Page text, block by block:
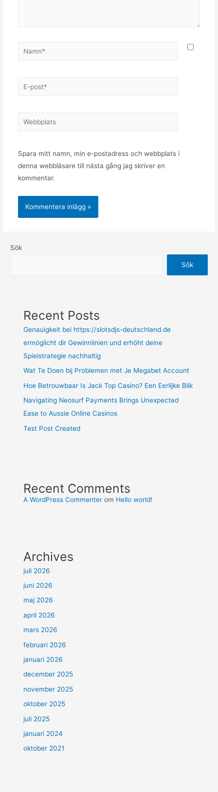
Spara mitt namn, min e-postadress och webbplats i
denna webbläsare till nästa gång jag skriver en
kommentar.
Sök
Sök
Recent Posts
Genauigkeit bei https://slotsdjs-deutschland.de
ermöglicht dir Gewinnlinien und erhöht deine
Spielstrategie nachhaltig
Wat Te Doen bij Problemen met Je Megabet Account
Hoe Betrouwbaar Is Jack Top Casino? Een Eerlijke Blik
Navigating Neosurf Payments Brings Unexpected
Ease to Aussie Online Casinos
Test Post Created
Recent Comments
A WordPress Commenter om Hello world!
Archives
juli 2026
juni 2026
maj 2026
april 2026
mars 2026
februari 2026
januari 2026
december 2025
november 2025
oktober 2025
juli 2025
januari 2024
oktober 2021